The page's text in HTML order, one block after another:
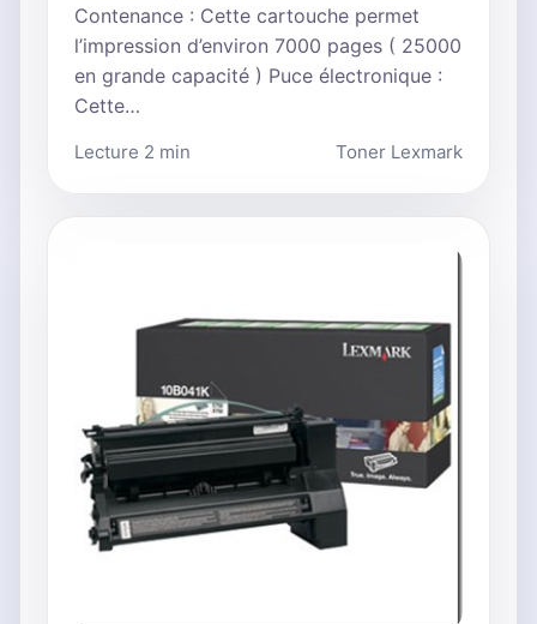
Contenance : Cette cartouche permet
l’impression d’environ 7000 pages ( 25000
en grande capacité ) Puce électronique :
Cette…
Lecture 2 min Toner Lexmark